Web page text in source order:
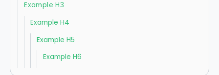
Example H3
Example H4
Example H5
Example H6